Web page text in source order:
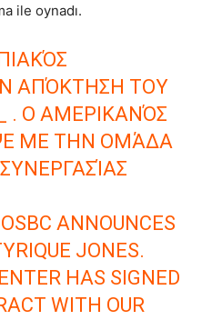
ile oynadı.
ΑΠΌΚΤΗΣΗ ΤΟΥ
. Ο ΑΜΕΡΙΚΑΝΌΣ
ΜΕ ΤΗΝ ΟΜΆΔΑ
ANNOUNCES
JONES.
HAS SIGNED
WITH OUR